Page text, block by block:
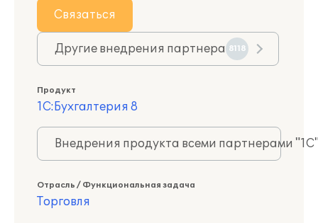
Связаться
Другие внедрения партнера 8118
Продукт
1С:Бухгалтерия 8
Внедрения продукта всеми партнерами
Отрасль / Функциональная задача
Торговля